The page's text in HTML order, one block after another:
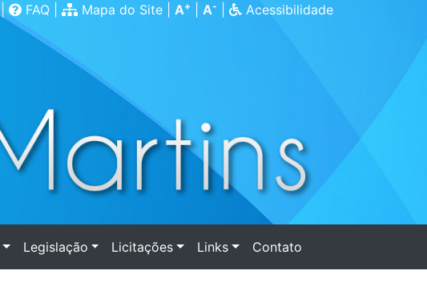
FAQ Mapa do Site A+ A- Acessibilidade
Legislação Licitações Links Contato